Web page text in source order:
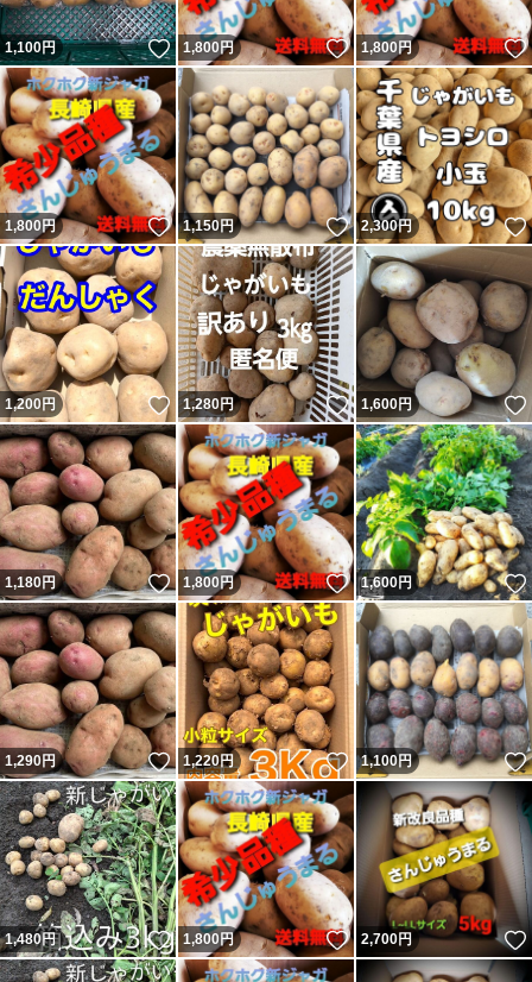
1,100円 いいね！
1,800 円 いいね！
1,800 円
1,800 円 いいね！
1,150円 いいね！
2,300円
1,200円 いいね！
1,280円 いいね！
1,600円
1,180円 いいね！
1,800 円 いいね！
1,600円
1,290円 いいね！
1,220円 いいね！
1,100円
1,480円 いいね！
1,800 円 いいね！
2,700円